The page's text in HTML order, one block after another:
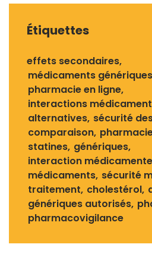
Étiquettes
effets secondaires
médicaments génériques
pharmacie en ligne
interactions
alternatives sécurité
comparaison
statines génériques
interaction
médicaments sécurité
traitement cholestérol
génériques autorisés
pharmacovigilance